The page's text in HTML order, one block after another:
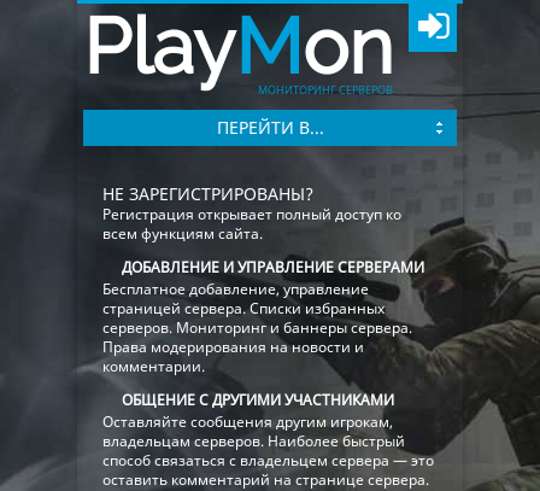
PlayMon
МОНИТОРИНГ СЕРВЕРОВ
ПЕРЕЙТИ В...
НЕ ЗАРЕГИСТРИРОВАНЫ?
Регистрация открывает полный доступ ко
всем функциям сайта.
ДОБАВЛЕНИЕ И УПРАВЛЕНИЕ СЕРВЕРАМИ
Бесплатное добавление, управление
страницей сервера. Списки избранных
серверов. Мониторинг и баннеры сервера.
Права модерирования на новости и
комментарии.
ОБЩЕНИЕ С ДРУГИМИ УЧАСТНИКАМИ
Оставляйте сообщения другим игрокам,
владельцам серверов. Наиболее быстрый
способ связаться с владельцем сервера — это
оставить комментарий на странице сервера.